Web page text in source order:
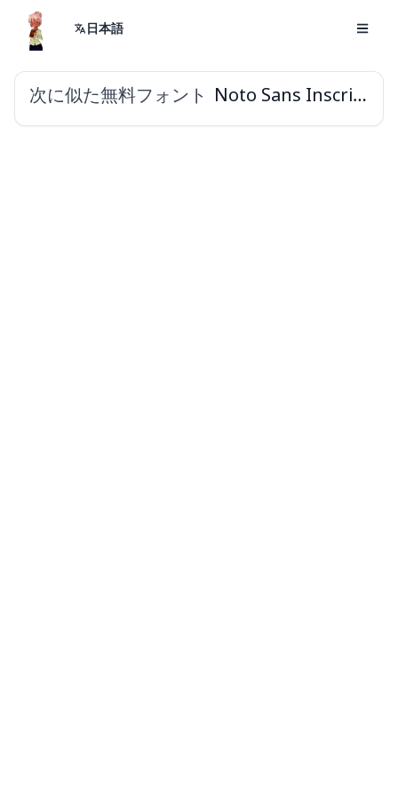
日本語
次に似た無料フォント Noto Sans Inscriptional Parthian